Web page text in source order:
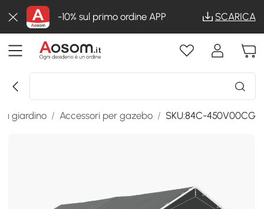
-10% sul primo ordine APP SCARICA
giardino / Accessori per gazebo / SKU:84C-450V00CG